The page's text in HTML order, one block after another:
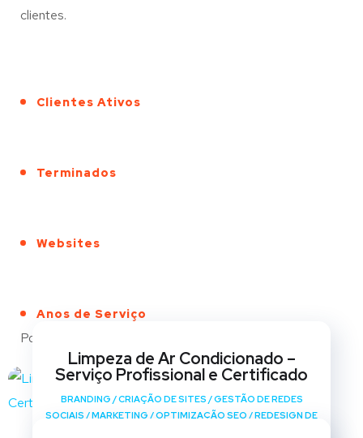
clientes.
Clientes Ativos
Terminados
Websites
Anos de Serviço
Portfólio
Limpeza de Ar Condicionado –
Serviço Profissional e Certificado
BRANDING /CRIAÇÃO DE SITES /GESTÃO DE REDES
SOCIAIS /MARKETING /OPTIMIZAÇÃO SEO /REDESIGN DE